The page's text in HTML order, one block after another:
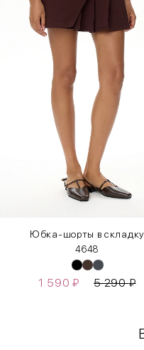
Юбка-шорты в складку
4648
1 590₽ 5 290₽